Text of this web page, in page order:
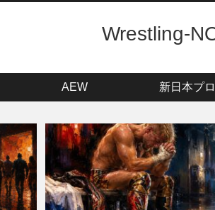
Wrestling-
AEW 新日本プ